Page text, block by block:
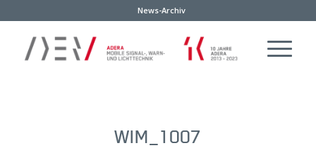
News-Archiv
WIM_1007